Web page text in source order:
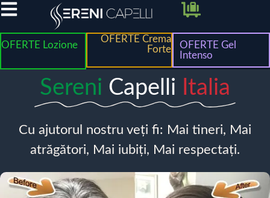
OFERTE Lozione
OFERTE Crema
Forte
OFERTE Gel
Intenso
Sereni Capelli Italia
Cu ajutorul nostru veți fi: Mai tineri, Mai
atrăgători, Mai iubiți, Mai respectați.